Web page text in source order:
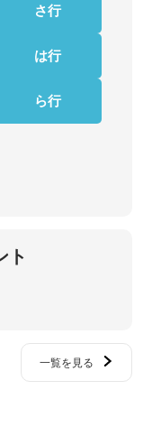
さ行
は行
ら行
ト
一覧を見る